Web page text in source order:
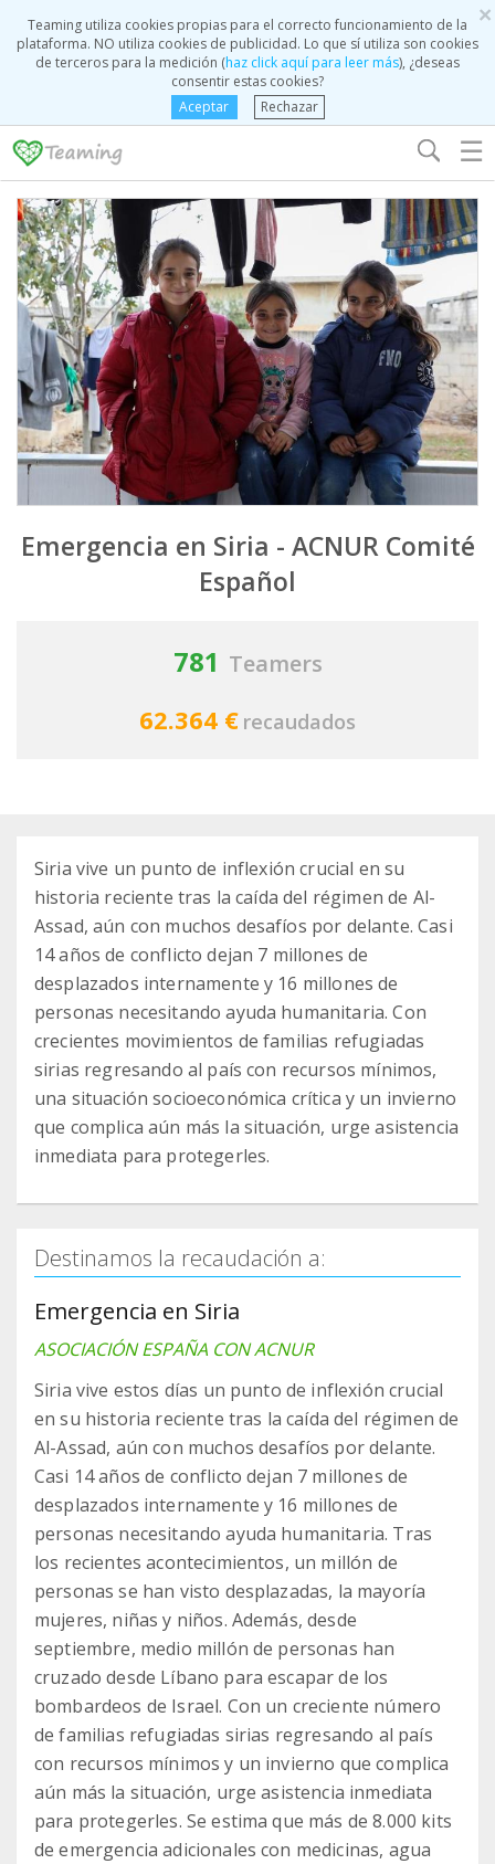
×
Teaming utiliza cookies propias para el correcto funcionamiento de la
plataforma. NO utiliza cookies de publicidad. Lo que sí utiliza son cookies
de terceros para la medición (haz click aquí para leer más), ¿deseas
consentir estas cookies?
Aceptar
Rechazar
☰
Emergencia en Siria - ACNUR Comité
Español
781 Teamers
62.364 € recaudados
Siria vive un punto de inflexión crucial en su
historia reciente tras la caída del régimen de Al-
Assad, aún con muchos desafíos por delante. Casi
14 años de conflicto dejan 7 millones de
desplazados internamente y 16 millones de
personas necesitando ayuda humanitaria. Con
crecientes movimientos de familias refugiadas
sirias regresando al país con recursos mínimos,
una situación socioeconómica crítica y un invierno
que complica aún más la situación, urge asistencia
inmediata para protegerles.
Destinamos la recaudación a:
Emergencia en Siria
ASOCIACIÓN ESPAÑA CON ACNUR
Siria vive estos días un punto de inflexión crucial
en su historia reciente tras la caída del régimen de
Al-Assad, aún con muchos desafíos por delante.
Casi 14 años de conflicto dejan 7 millones de
desplazados internamente y 16 millones de
personas necesitando ayuda humanitaria. Tras
los recientes acontecimientos, un millón de
personas se han visto desplazadas, la mayoría
mujeres, niñas y niños. Además, desde
septiembre, medio millón de personas han
cruzado desde Líbano para escapar de los
bombardeos de Israel. Con un creciente número
de familias refugiadas sirias regresando al país
con recursos mínimos y un invierno que complica
aún más la situación, urge asistencia inmediata
para protegerles. Se estima que más de 8.000 kits
de emergencia adicionales con medicinas, agua